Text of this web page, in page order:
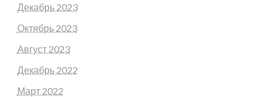
Декабрь 2023
Октябрь 2023
Август 2023
Декабрь 2022
Март 2022